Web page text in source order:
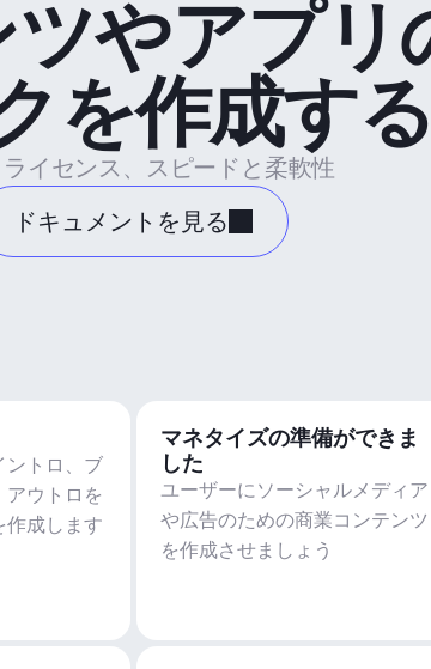
やアプリ
を作成する
ライセンス、スピードと柔軟性
ドキュメントを見る
ントロ、ブ
アウトロを
作成します
マネタイズの準備ができま
した
ユーザーにソーシャルメディア
や広告のための商業コンテンツ
を作成させましょう